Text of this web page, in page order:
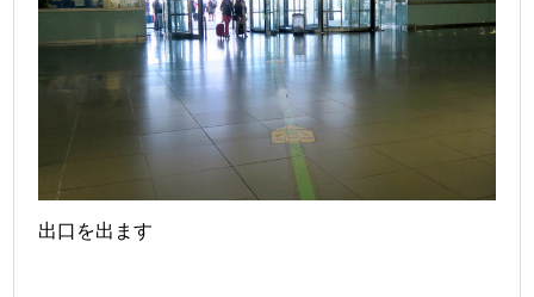
出口を出ます